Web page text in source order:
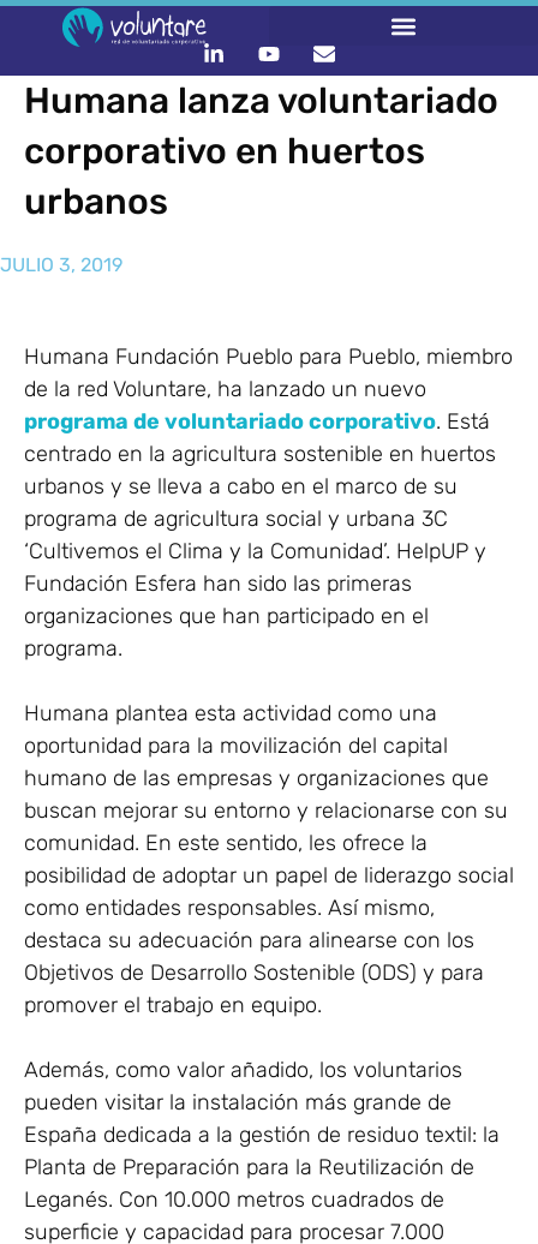
Humana lanza voluntariado
corporativo en huertos
urbanos
JULIO 3, 2019
Humana Fundación Pueblo para Pueblo, miembro
de la red Voluntare, ha lanzado un nuevo
programa de voluntariado corporativo. Está
centrado en la agricultura sostenible en huertos
urbanos y se lleva a cabo en el marco de su
programa de agricultura social y urbana 3C
‘Cultivemos el Clima y la Comunidad’. HelpUP y
Fundación Esfera han sido las primeras
organizaciones que han participado en el
programa.
Humana plantea esta actividad como una
oportunidad para la movilización del capital
humano de las empresas y organizaciones que
buscan mejorar su entorno y relacionarse con su
comunidad. En este sentido, les ofrece la
posibilidad de adoptar un papel de liderazgo social
como entidades responsables. Así mismo,
destaca su adecuación para alinearse con los
Objetivos de Desarrollo Sostenible (ODS) y para
promover el trabajo en equipo.
Además, como valor añadido, los voluntarios
pueden visitar la instalación más grande de
España dedicada a la gestión de residuo textil: la
Planta de Preparación para la Reutilización de
Leganés. Con 10.000 metros cuadrados de
superficie y capacidad para procesar 7.000